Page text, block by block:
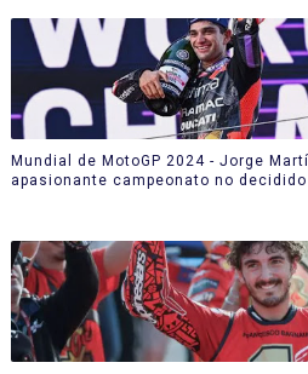
Mundial de MotoGP 2024 - Jorge
apasionante campeonato no